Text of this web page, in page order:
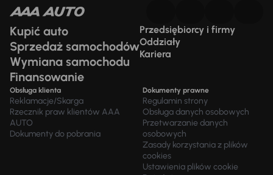
Kupić auto
Sprzedaż samochodów
Wymiana samochodu
Finansowanie
Przedsiębiorcy i firmy
Oddziały
Kariera
Obsługa klienta
Reklamacje/Skarga
Rzecznik praw klientów AAA
AUTO
Dokumenty do pobrania
Dokumenty prawne
Regulamin strony
Obsługa danych osobowych
Przetwarzanie danych
osobowych
Zasady korzystania z plików
cookies
Ustawienia plików cookie